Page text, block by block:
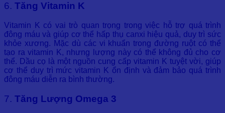
6. Tăng Vitamin K
Vitamin K có vai trò quan trọng trong việc hỗ trợ quá trình
đông máu và giúp cơ thể hấp thụ canxi hiệu quả, duy trì sức
khỏe xương. Mặc dù các vi khuẩn trong đường ruột có thể
tạo ra vitamin K, nhưng lượng này có thể không đủ cho cơ
thể. Dầu cọ là một nguồn cung cấp vitamin K tuyệt vời, giúp
cơ thể duy trì mức vitamin K ổn định và đảm bảo quá trình
đông máu diễn ra bình thường.
7. Tăng Lượng Omega 3